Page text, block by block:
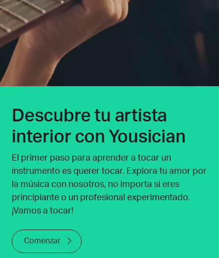
Descubre tu artista
interior con Yousician
El primer paso para aprender a tocar un
instrumento es querer tocar. Explora tu amor por
la música con nosotros, no importa si eres
principiante o un profesional experimentado.
¡Vamos a tocar!
Comenzar